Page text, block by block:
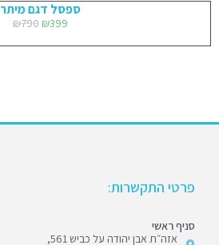
ספסל דגם מיתר
₪790 ₪399
פרטי התקשרות:
סניף ראשי
אזה״ת אבן יהודה על כביש 561,